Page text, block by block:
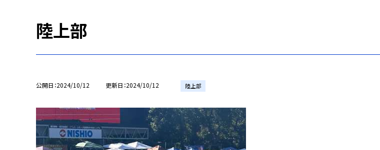
陸上部
公開日 2024/10/12 更新日 2024/10/12 陸上部